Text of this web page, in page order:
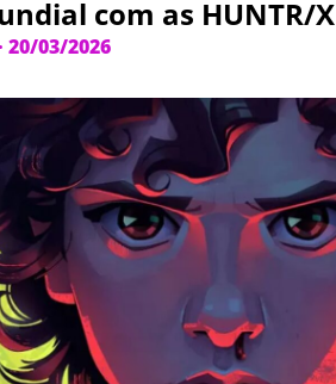
com as HUNTR/X
20/03/2026